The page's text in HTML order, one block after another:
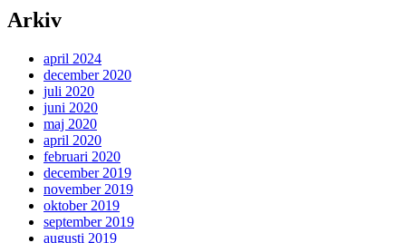
Arkiv
april 2024
december 2020
juli 2020
juni 2020
maj 2020
april 2020
februari 2020
december 2019
november 2019
oktober 2019
september 2019
augusti 2019